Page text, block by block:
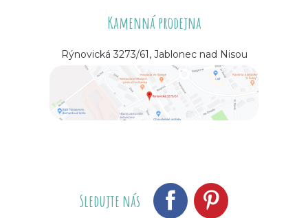
Kamenná prodejna
Rýnovická 3273/61, Jablonec nad Nisou
Sledujte nás